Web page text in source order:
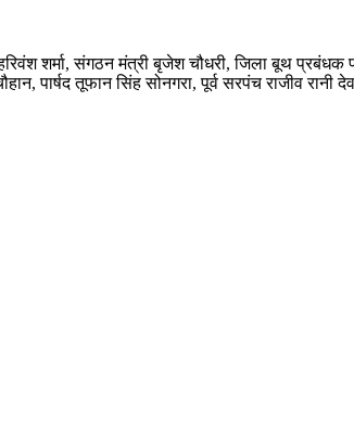
शर्मा, संगठन मंत्री बृजेश चौधरी, जिला बूथ प्रबंधक
पार्षद तूफान सिंह सोनगरा, पूर्व सरपंच राजीव